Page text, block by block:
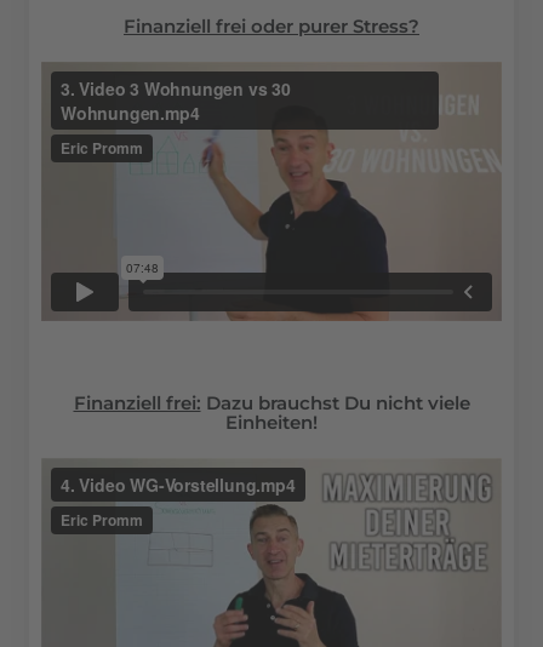
Finanziell frei oder purer Stress?
Finanziell frei: Dazu brauchst Du nicht viele
Einheiten!